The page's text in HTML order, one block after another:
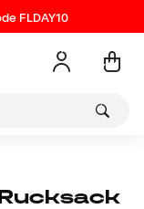
FLDAY10
Rucksack